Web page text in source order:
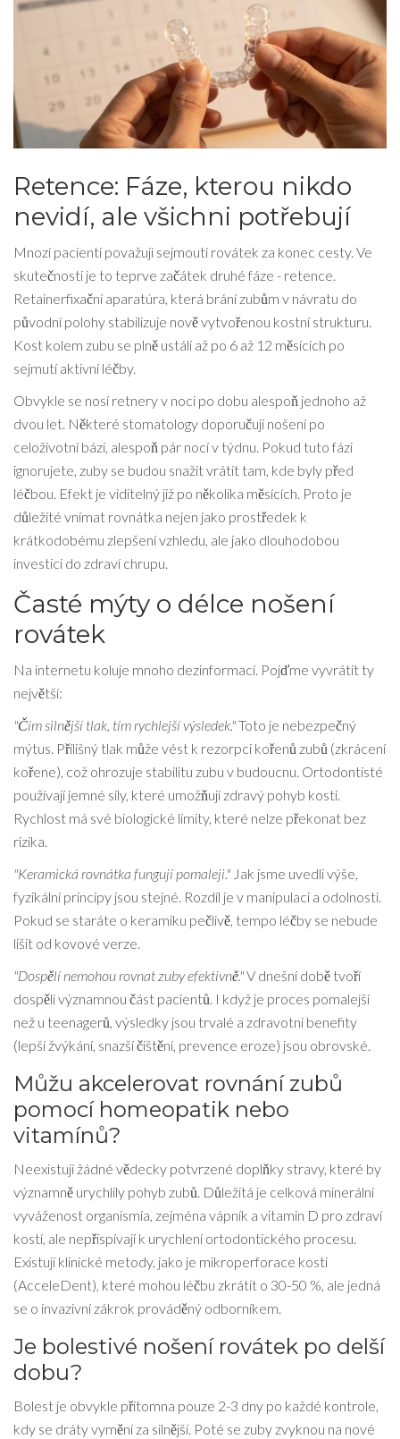
Retence: Fáze, kterou nikdo
nevidí, ale všichni potřebují
Mnozí pacienti považují sejmoutí rovátek za konec cesty. Ve
skutečnosti je to teprve začátek druhé fáze - retence.
Retainerfixační aparatúra, která brání zubům v návratu do
původní polohy stabilizuje nově vytvořenou kostní strukturu.
Kost kolem zubu se plně ustálí až po 6 až 12 měsících po
sejmutí aktivní léčby.
Obvykle se nosí retnery v noci po dobu alespoň jednoho až
dvou let. Některé stomatology doporučují nošení po
celoživotní bázi, alespoň pár nocí v týdnu. Pokud tuto fázi
ignorujete, zuby se budou snažit vrátit tam, kde byly před
léčbou. Efekt je viditelný již po několika měsících. Proto je
důležité vnímat rovnátka nejen jako prostředek k
krátkodobému zlepšení vzhledu, ale jako dlouhodobou
investici do zdraví chrupu.
Časté mýty o délce nošení
rovátek
Na internetu koluje mnoho dezinformací. Pojďme vyvrátit ty
největší:
"Čím silnější tlak, tím rychlejší výsledek."Toto je nebezpečný
mýtus. Přílišný tlak může vést k rezorpci kořenů zubů (zkrácení
kořene), což ohrozuje stabilitu zubu v budoucnu. Ortodontisté
používají jemné síly, které umožňují zdravý pohyb kosti.
Rychlost má své biologické limity, které nelze překonat bez
rizika.
"Keramická rovnátka fungují pomaleji." Jak jsme uvedli výše,
fyzikální principy jsou stejné. Rozdíl je v manipulaci a odolnosti.
Pokud se staráte o keramiku pečlivě, tempo léčby se nebude
lišit od kovové verze.
"Dospělí nemohou rovnat zuby efektivně."V dnešní době tvoří
dospělí významnou část pacientů. I když je proces pomalejší
než u teenagerů, výsledky jsou trvalé a zdravotní benefity
(lepší žvýkání, snazší čištění, prevence eroze) jsou obrovské.
Můžu akcelerovat rovnání zubů
pomocí homeopatik nebo
vitamínů?
Neexistují žádné vědecky potvrzené doplňky stravy, které by
významně urychlily pohyb zubů. Důležitá je celková minerální
vyváženost organismia, zejména vápník a vitamin D pro zdraví
kostí, ale nepřispívají k urychlení ortodontického procesu.
Existují klinické metody, jako je mikroperforace kosti
(AcceleDent), které mohou léčbu zkrátit o 30-50 %, ale jedná
se o invazivní zákrok prováděný odborníkem.
Je bolestivé nošení rovátek po delší
dobu?
Bolest je obvykle přítomna pouze 2-3 dny po každé kontrole,
kdy se dráty vymění za silnější. Poté se zuby zvyknou na nové